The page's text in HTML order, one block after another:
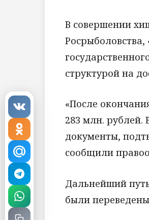
В совершении
Росрыболовства,
структурой на
«После
283 млн. рублей.
документы,
сообщили
Дальнейший
были